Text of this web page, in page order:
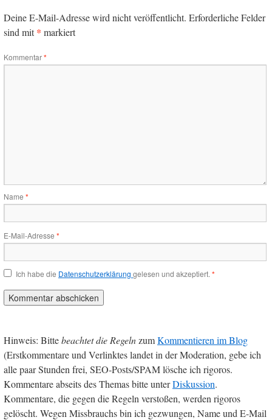
Deine E-Mail-Adresse wird nicht veröffentlicht. Erforderliche Felder
sind mit* markiert
Kommentar*
Name *
E-Mail-Adresse *
Ich habe die Datenschutzerklärung gelesen und akzeptiert. *
Hinweis: Bittebeachtet die RegelnzumKommentieren im Blog
(Erstkommentare und Verlinktes landet in der Moderation, gebe ich
alle paar Stunden frei, SEO-Posts/SPAM lösche ich rigoros.
Kommentare abseits des Themas bitte unterDiskussion.
Kommentare, die gegen die Regeln verstoßen, werden rigoros
gelöscht. Wegen Missbrauchs bin ich gezwungen, Name und E-Mail